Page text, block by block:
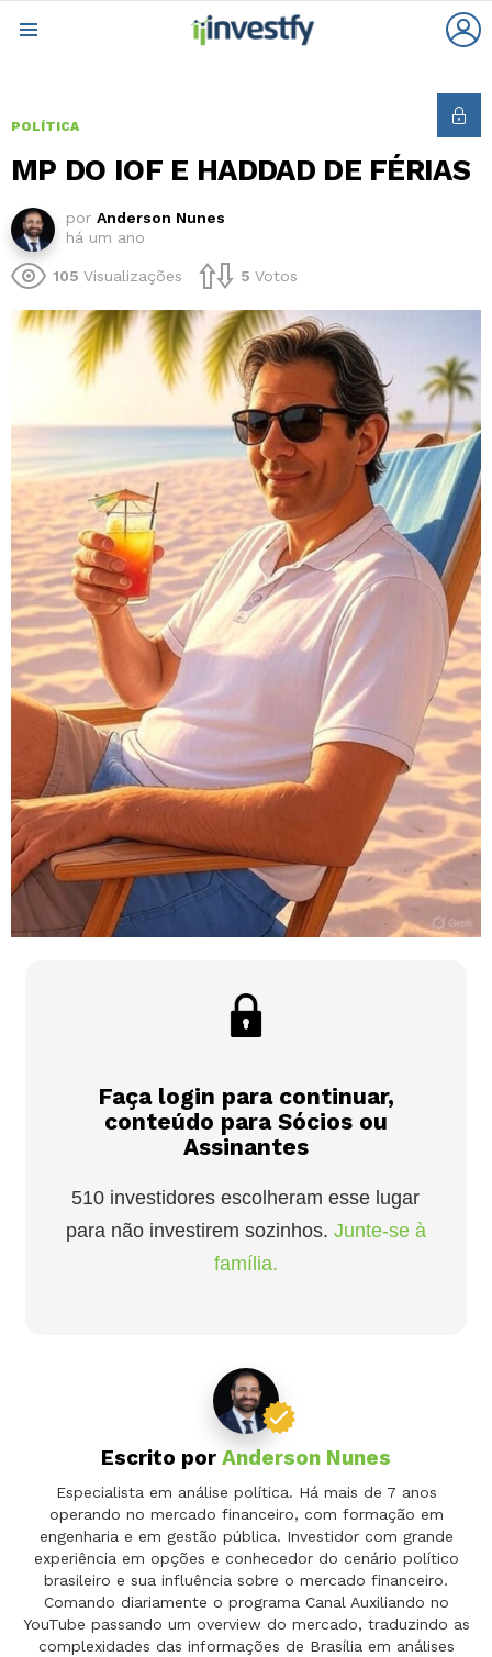
POLÍTICA
MP DO IOF E HADDAD DE FÉRIAS
por Anderson Nunes
há um ano
105 Visualizações 5 Votos
Faça login para continuar,
conteúdo para Sócios ou
Assinantes
510 investidores escolheram esse lugar
para não investirem sozinhos. Junte-se à
família.
Escrito por Anderson Nunes
Especialista em análise política. Há mais de 7 anos
operando no mercado financeiro, com formação em
engenharia e em gestão pública. Investidor com grande
experiência em opções e conhecedor do cenário político
brasileiro e sua influência sobre o mercado financeiro.
Comando diariamente o programa Canal Auxiliando no
YouTube passando um overview do mercado, traduzindo as
complexidades das informações de Brasília em análises